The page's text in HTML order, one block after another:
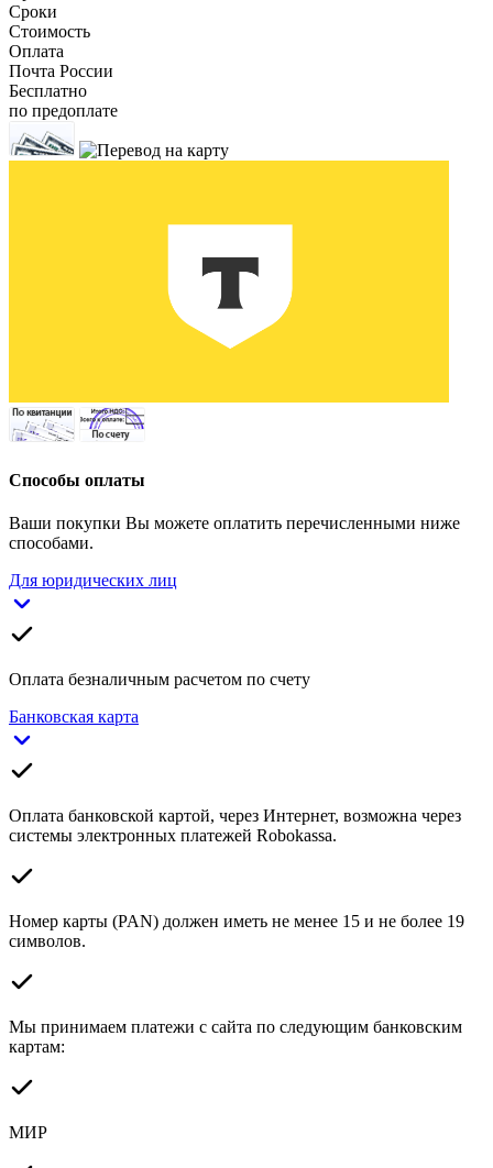
Сроки
Стоимость
Оплата
Почта России
Бесплатно
по предоплате
Способы оплаты
Ваши покупки Вы можете оплатить перечисленными ниже
способами.
Для юридических лиц
Оплата безналичным расчетом по счету
Банковская карта
Оплата банковской картой, через Интернет, возможна через
системы электронных платежей Robokassa.
Номер карты (PAN) должен иметь не менее 15 и не более 19
символов.
Мы принимаем платежи с сайта по следующим банковским
картам:
МИР